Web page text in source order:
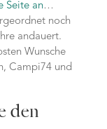
Seite an…
noch
andauert.
Wunsche
Campi74 und
den